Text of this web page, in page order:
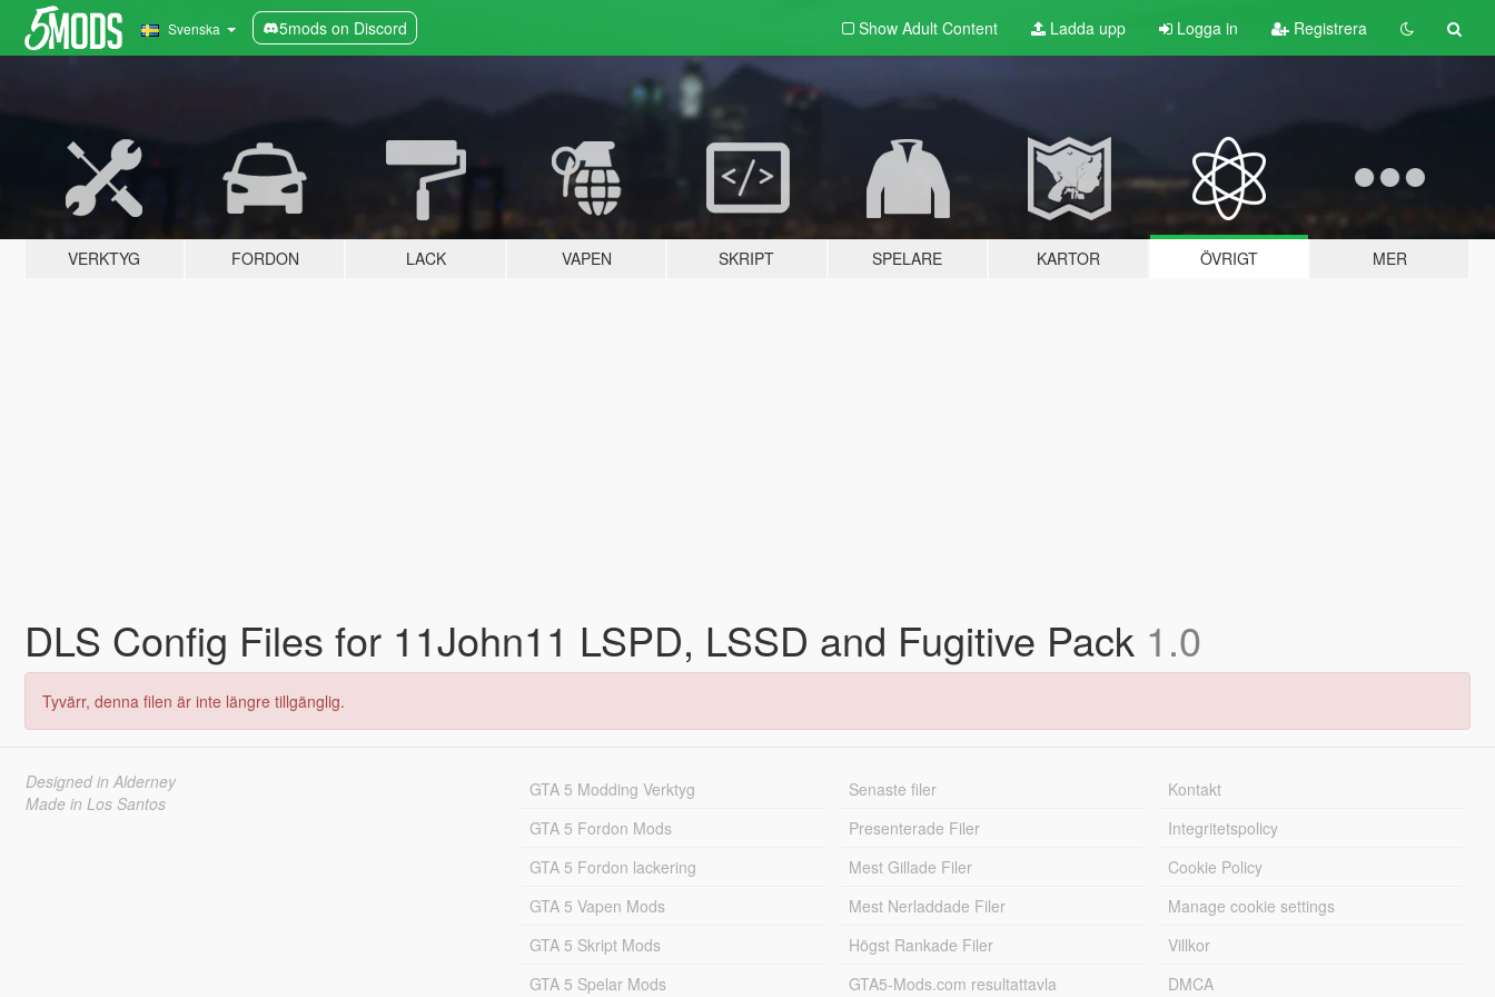
Svenska 5mods on Discord Show Adult Content Ladda upp Logga in Registrera
VERKTYG FORDON LACK VAPEN SKRIPT SPELARE KARTOR ÖVRIGT MER
DLS Config Files for 11John11 LSPD, LSSD and Fugitive Pack 1.0
Tyvärr, denna filen är inte längre tillgänglig.
Designed in Alderney
Made in Los Santos
GTA 5 Modding Verktyg
GTA 5 Fordon Mods
GTA 5 Fordon lackering
GTA 5 Vapen Mods
GTA 5 Skript Mods
GTA 5 Spelar Mods
Senaste filer
Presenterade Filer
Mest Gillade Filer
Mest Nerladdade Filer
Högst Rankade Filer
GTA5-Mods.com resultattavla
Kontakt
Integritetspolicy
Cookie Policy
Manage cookie settings
Villkor
DMCA